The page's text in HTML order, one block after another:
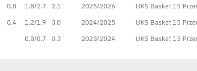
2025/2026 UKS Basket 15
2024/2025
UKS Basket 15
2023/2024
UKS Basket 15
0.8 1.8/2.7 2.1
0.4 1.2/1.9 3.0
0.3/0.7 0.3